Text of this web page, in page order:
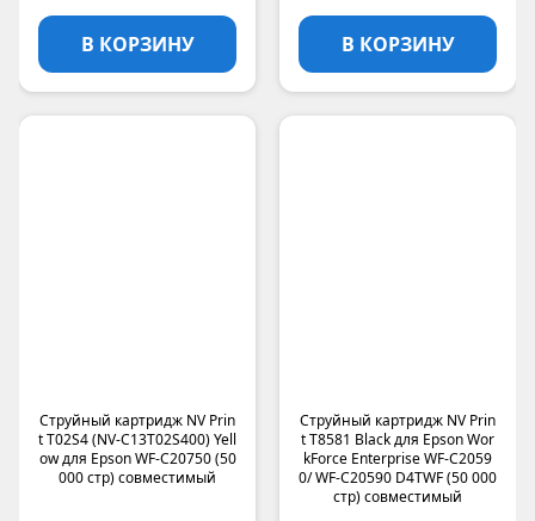
MyInk
ATM
compatible
UNITON Eco
В КОРЗИНУ В КОРЗИНУ
Струйный картридж NV Prin
t T02S4 (NV-C13T02S400) Yell
ow для Epson WF-C20750 (50
000 стр) совместимый
Струйный картридж NV Prin
t T8581 Black для Epson Wor
kForce Enterprise WF-C2059
0/ WF-C20590 D4TWF (50 000
стр) совместимый